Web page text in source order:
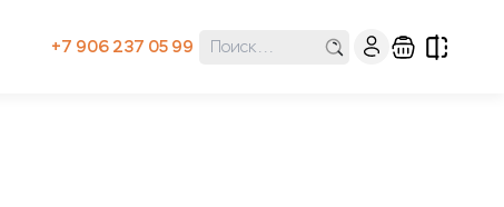
+7 906 237 05 99